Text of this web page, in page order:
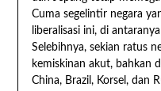
Cuma segelintir negara
liberalisasi ini, di
Selebihnya, sekian ratus
kemiskinan akut, bahkan
China, Brazil, Korsel, dan